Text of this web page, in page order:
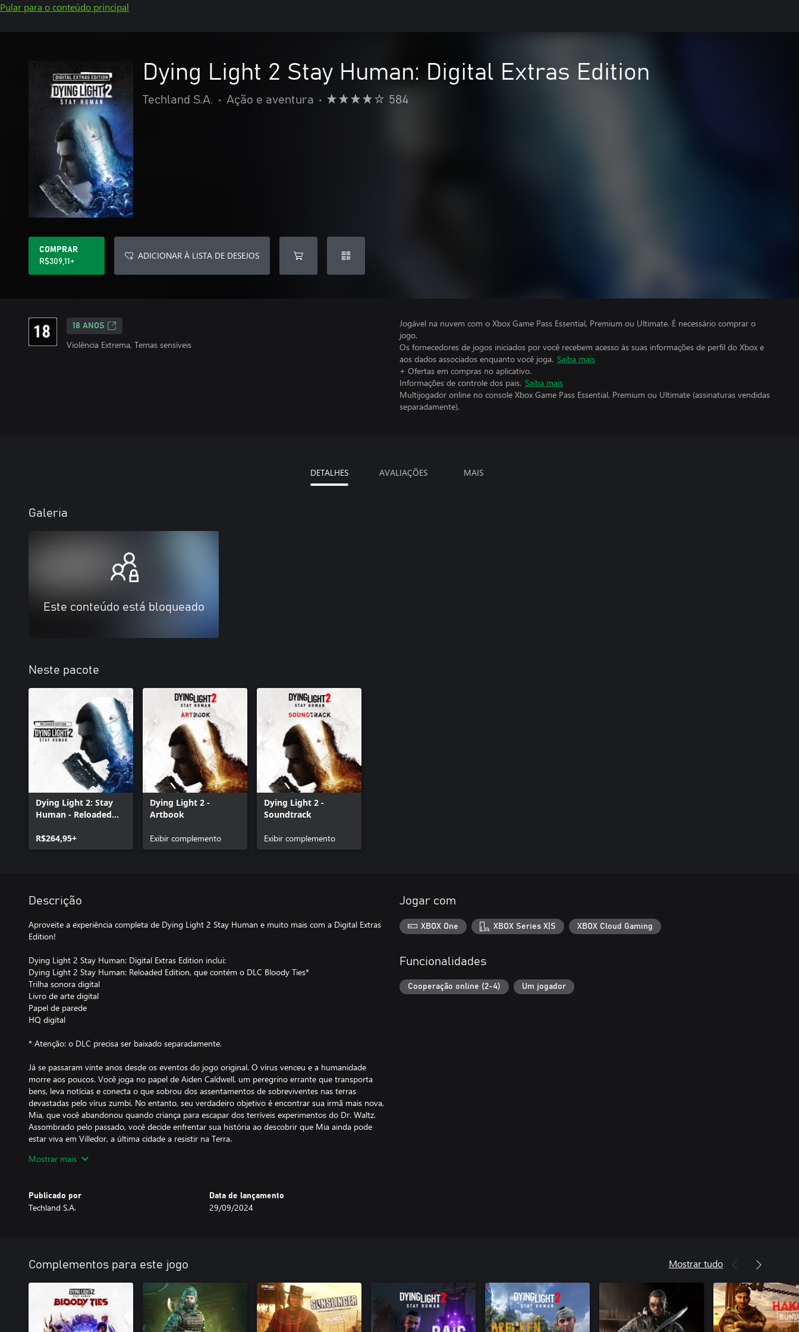
Pular para o conteúdo principal
Dying Light 2 Stay Human: Digital Extras Edition
Techland S.A. • Ação e aventura • 584
COMPRAR
R$309,11+
ADICIONAR À LISTA DE DESEJOS
18 ANOS
Violência Extrema, Temas sensíveis
Jogável na nuvem com o Xbox Game Pass Essential, Premium ou Ultimate. É necessário comprar o
jogo.
Os fornecedores de jogos iniciados por você recebem acesso às suas informações de perfil do Xbox e
aos dados associados enquanto você joga. Saiba mais
+ Ofertas em compras no aplicativo.
Informações de controle dos pais. Saiba mais
Multijogador online no console Xbox Game Pass Essential, Premium ou Ultimate (assinaturas vendidas
separadamente).
DETALHES AVALIAÇÕES MAIS
Galeria
Este conteúdo está bloqueado
Neste pacote
Dying Light 2: Stay
Human - Reloaded
R$264,95+
Dying Light 2 -
Artbook
Exibir complemento
Dying Light 2 -
Soundtrack
Exibir complemento
Descrição
Aproveite a experiência completa de Dying Light 2 Stay Human e muito mais com a Digital Extras
Edition!
Dying Light 2 Stay Human: Digital Extras Edition inclui:
Dying Light 2 Stay Human: Reloaded Edition, que contém o DLC Bloody Ties*
Trilha sonora digital
Livro de arte digital
Papel de parede
HQ digital
* Atenção: o DLC precisa ser baixado separadamente.
Já se passaram vinte anos desde os eventos do jogo original. O vírus venceu e a humanidade
morre aos poucos. Você joga no papel de Aiden Caldwell, um peregrino errante que transporta
bens, leva notícias e conecta o que sobrou dos assentamentos de sobreviventes nas terras
devastadas pelo vírus zumbi. No entanto, seu verdadeiro objetivo é encontrar sua irmã mais nova,
Mia, que você abandonou quando criança para escapar dos terríveis experimentos do Dr. Waltz.
Assombrado pelo passado, você decide enfrentar sua história ao descobrir que Mia ainda pode
estar viva em Villedor, a última cidade a resistir na Terra.
Rapidamente, você se encontra em um assentamento tomado por conflitos, que envolverão você
em busca de riquezas em áreas remotas, e tome muito cuidado à noite. Quando o Sol se põe, as
ruas são tomadas por monstros.
mundo para sempre. Por volta do ano de 2036, restam apenas alguns assentamentos. A
humanidade morre aos poucos, abrindo caminho para uma nova espécie: hordas implacáveis de
zumbis.
O DIA É DOS VIVOS; A NOITE, DOS INFECTADOS
Durante o dia, os sobreviventes tentam levar a vida por aqui. E a princípio tudo parece bem... pelo
menos até o cair da noite. Quando a luz do dia se apaga, habitantes mais sinistros da cidade
Mostrar mais
Publicado por
Techland S.A.
Data de lançamento
29/09/2024
Jogar com
XBOX One XBOX Series X|S XBOX Cloud Gaming
Funcionalidades
Cooperação online (2-4) Um jogador
Complementos para este jogo Mostrar tudo